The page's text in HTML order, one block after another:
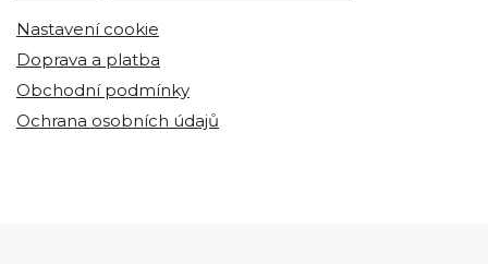
Nastavení cookie
Doprava a platba
Obchodní podmínky
Ochrana osobních údajů